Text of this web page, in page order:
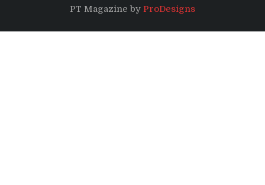
PT Magazine by ProDesigns